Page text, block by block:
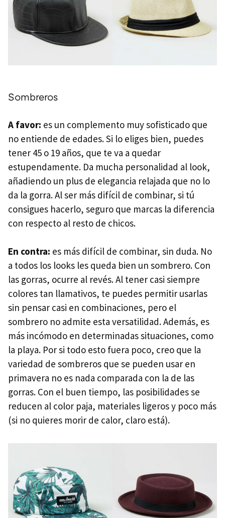
Sombreros
A favor: es un complemento muy sofisticado que
no entiende de edades. Si lo eliges bien, puedes
tener 45 o 19 años, que te va a quedar
estupendamente. Da mucha personalidad al look,
añadiendo un plus de elegancia relajada que no lo
da la gorra. Al ser más difícil de combinar, si tú
consigues hacerlo, seguro que marcas la diferencia
con respecto al resto de chicos.
En contra: es más difícil de combinar, sin duda. No
a todos los looks les queda bien un sombrero. Con
las gorras, ocurre al revés. Al tener casi siempre
colores tan llamativos, te puedes permitir usarlas
sin pensar casi en combinaciones, pero el
sombrero no admite esta versatilidad. Además, es
más incómodo en determinadas situaciones, como
la playa. Por si todo esto fuera poco, creo que la
variedad de sombreros que se pueden usar en
primavera no es nada comparada con la de las
gorras. Con el buen tiempo, las posibilidades se
reducen al color paja, materiales ligeros y poco más
(si no quieres morir de calor, claro está).